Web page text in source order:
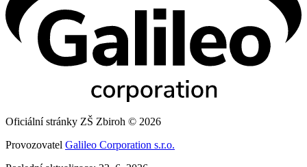
Oficiální stránky ZŠ Zbiroh © 2026
Provozovatel Galileo Corporation s.r.o.